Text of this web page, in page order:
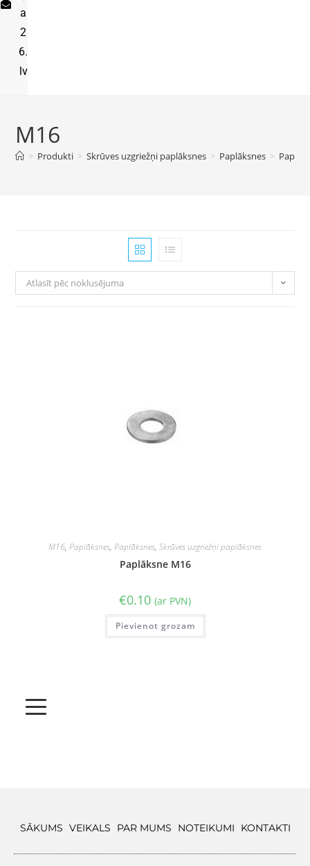
a
2
6.
lv
M16
> Produkti > Skrūves uzgriežņi paplāksnes > Paplāksnes >
Atlasīt pēc noklusējuma
M16, Paplāksnes, Paplāksnes, Skrūves uzgriežņi paplāksnes
Paplāksne M16
€0.10 (ar PVN)
Pievienot grozam
SĀKUMS VEIKALS PAR MUMS NOTEIKUMI KONTAKTI